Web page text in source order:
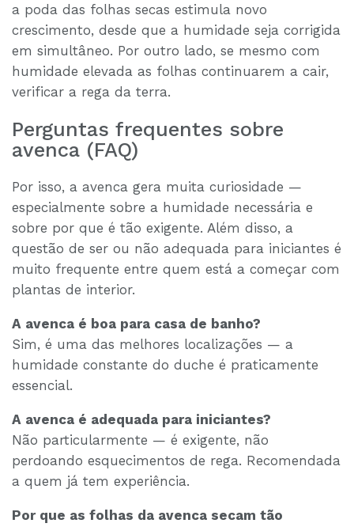
a poda das folhas secas estimula novo
crescimento, desde que a humidade seja corrigida
em simultâneo. Por outro lado, se mesmo com
humidade elevada as folhas continuarem a cair,
verificar a rega da terra.
Perguntas frequentes sobre
avenca (FAQ)
Por isso, a avenca gera muita curiosidade —
especialmente sobre a humidade necessária e
sobre por que é tão exigente. Além disso, a
questão de ser ou não adequada para iniciantes é
muito frequente entre quem está a começar com
plantas de interior.
A avenca é boa para casa de banho?
Sim, é uma das melhores localizações — a
humidade constante do duche é praticamente
essencial.
A avenca é adequada para iniciantes?
Não particularmente — é exigente, não
perdoando esquecimentos de rega. Recomendada
a quem já tem experiência.
Por que as folhas da avenca secam tão